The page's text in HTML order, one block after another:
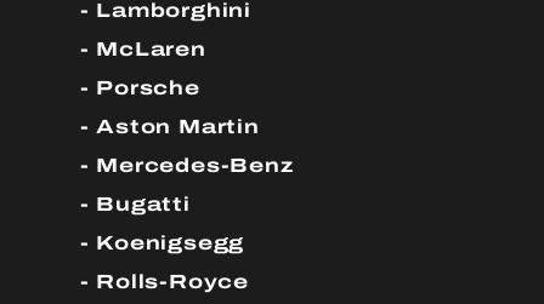
Lamborghini
McLaren
Porsche
Aston Martin
Mercedes-Benz
Bugatti
Koenigsegg
Rolls-Royce